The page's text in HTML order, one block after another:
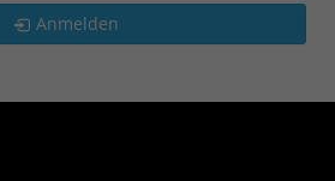
Anmelden